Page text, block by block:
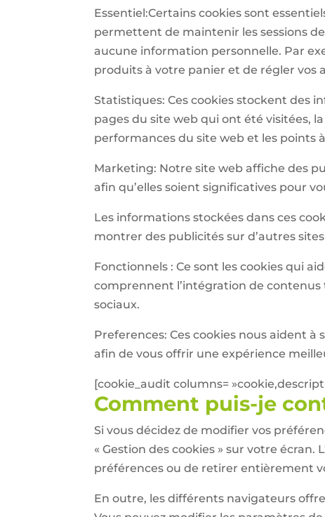
Essentiel:Certains cookies sont
permettent de maintenir les sessions
aucune information personnelle. Par
produits à votre panier et de régler vos
Statistiques: Ces cookies stockent des
pages du site web qui ont été visitées,
performances du site web et les points
Marketing: Notre site web affiche des
afin qu’elles soient significatives pour
Les informations stockées dans ces
montrer des publicités sur d’autres
Fonctionnels : Ce sont les cookies qui
comprennent l’intégration de
sociaux.
Preferences: Ces cookies nous aident
afin de vous offrir une expérience
[cookie_audit columns=
Comment puis-je
Si vous décidez de modifier vos
« Gestion des cookies » sur votre
préférences ou de retirer entièrement
En outre, les différents navigateurs